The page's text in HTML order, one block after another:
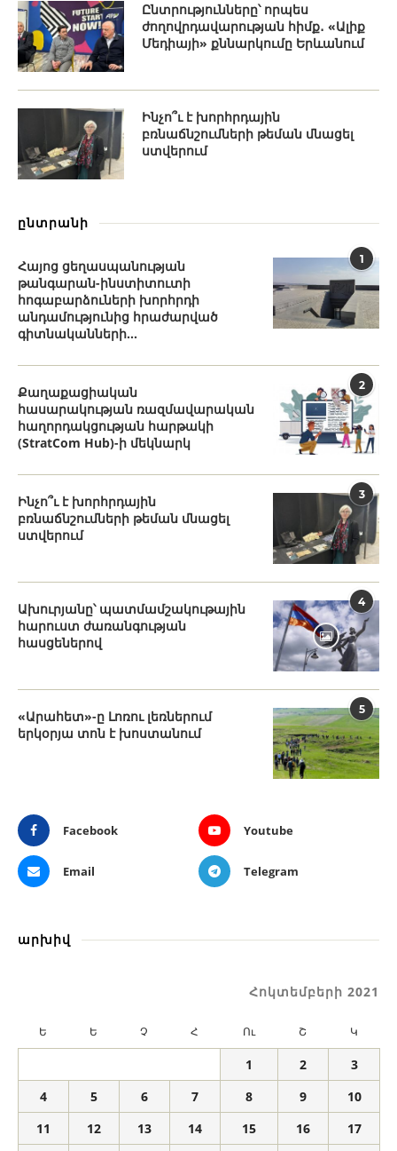
Ընտրությունները՝ որպես
ժողովրդավարության հիմք․ «Ալիք
Մեդիայի» քննարկումը Երևանում
Ինչո՞ւ է խորհրդային
բռնաճնշումների թեման մնացել
ստվերում
ընտրանի
1
Հայոց ցեղասպանության
թանգարան-ինստիտուտի
հոգաբարձուների խորհրդի
անդամությունից հրաժարված
գիտնականների...
2
Քաղաքացիական
հասարակության ռազմավարական
հաղորդակցության հարթակի
(StratCom Hub)-ի մեկնարկ
3
Ինչո՞ւ է խորհրդային
բռնաճնշումների թեման մնացել
ստվերում
4
Ախուրյանը՝ պատմամշակութային
հարուստ ժառանգության
հասցեներով
5
«Արահետ»-ը Լոռու լեռներում
երկօրյա տոն է խոստանում
Facebook Youtube
Email Telegram
արխիվ
Հոկտեմբերի 2021
Ե Ե Չ Հ Ու Շ Կ
1 2
3
4
5 6 7 8 9
10
11
12 13 14 15 16 17